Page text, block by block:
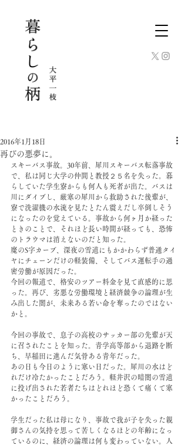
再びの悪夢に。
2016年1月18日
スキーバス事故。30年前、犀川スキーバス転落事故
で、私は同じ大学の仲間と教授２５名を失った。暮
らしていた学生寮からも何人も死者が出た。バスは
川にダイブし、厳寒の犀川から救助された後輩が、
寮で洗濯機の水流を見たとたん震えだし卒倒しそう
になったのを覚えている。事故から何ヶ月か経った
ときのことで、それほど長い時間が経っても、恐怖
のトラウマは消えないのだと知った。
魔のS字カーブ、深夜の雪道にもかかわらず普通タイ
ヤにチェーンだけの軽装備、そしてバス運転手の過
密労働が原因だった。
今回の報道で、格安のツアー料金を見て直感的に思
った。再び、劣悪な労働環境と経済競争の論理が生
み出した闇が、未来ある若い命を奪ったのではない
かと。
今回の事故で、息子の高校のサッカー部の先輩が天
に召されたことを知った。青学高等部から退路を断
ち、早稲田に進んだ気骨ある青年だった。
あの日も今日のように寒い日だった。犀川の水はど
れだけ冷たかったことだろう。軽井沢の暗闇の雪道
に投げ出された若者たちはどれほど恐くて痛くて寒
かったことだろう。
学生だった私は母になり、事故で我が子を失った親
御さんの気持を思って苦しくなるほどの年齢になっ
ているのに、経済の論理は何も変わっていない。人